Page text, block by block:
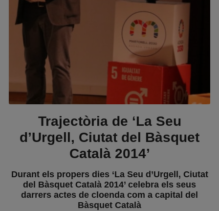
Trajectòria de ‘La Seu
d’Urgell, Ciutat del Bàsquet
Català 2014’
Durant els propers dies ‘La Seu d’Urgell, Ciutat
del Bàsquet Català 2014’ celebra els seus
darrers actes de cloenda com a capital del
Bàsquet Català